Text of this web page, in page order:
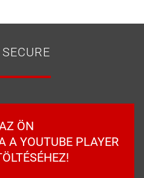
ÖN
A YOUTUBE PLAYER